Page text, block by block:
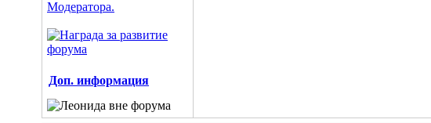
Доп. информация